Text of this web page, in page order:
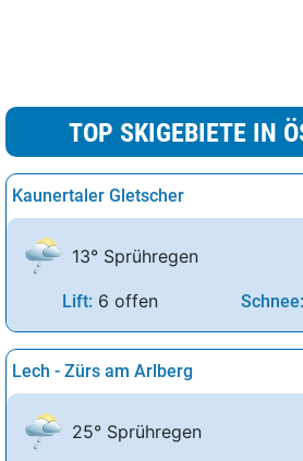
TOP SKIGEBIETE IN
Kaunertaler Gletscher
13° Sprühregen
Lift: 6 offen Schnee:
Lech - Zürs am Arlberg
25° Sprühregen